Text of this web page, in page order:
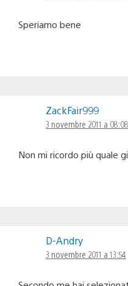
Speriamo bene
ZackFair999
3 novembre 2011 a 08:08
Non mi ricordo più quale
D-Andry
3 novembre 2011 a 13:54